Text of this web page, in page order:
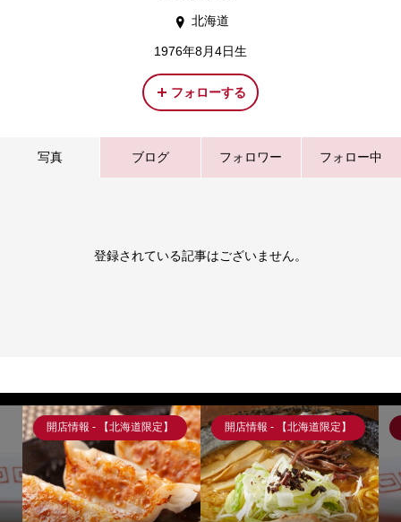
北海道
1976年8月4日生
フォローする
写真 ブログ フォロワー フォロー中
登録されている記事はございません。
開店情報 - 【北海道限定】 開店情報 - 【北海道限定】